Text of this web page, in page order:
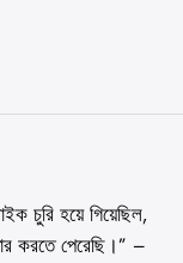
হয়ে গিয়েছিল,
করতে পেরেছি।” –